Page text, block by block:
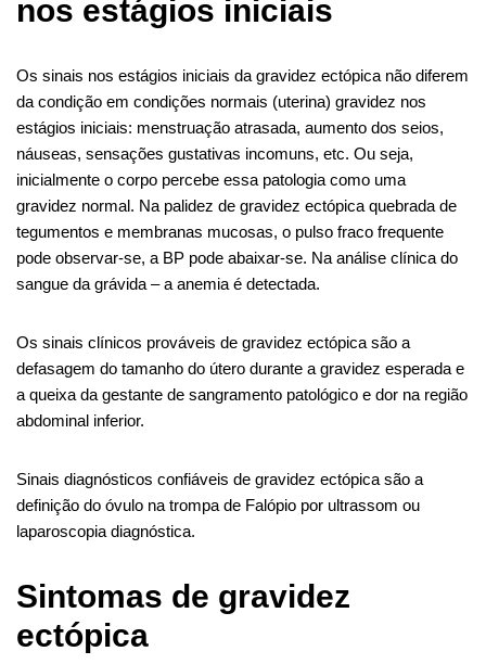
nos estágios iniciais
Os sinais nos estágios iniciais da gravidez ectópica não diferem
da condição em condições normais (uterina) gravidez nos
estágios iniciais: menstruação atrasada, aumento dos seios,
náuseas, sensações gustativas incomuns, etc. Ou seja,
inicialmente o corpo percebe essa patologia como uma
gravidez normal. Na palidez de gravidez ectópica quebrada de
tegumentos e membranas mucosas, o pulso fraco frequente
pode observar-se, a BP pode abaixar-se. Na análise clínica do
sangue da grávida – a anemia é detectada.
Os sinais clínicos prováveis ​​de gravidez ectópica são a
defasagem do tamanho do útero durante a gravidez esperada e
a queixa da gestante de sangramento patológico e dor na região
abdominal inferior.
Sinais diagnósticos confiáveis ​​de gravidez ectópica são a
definição do óvulo na trompa de Falópio por ultrassom ou
laparoscopia diagnóstica.
Sintomas de gravidez
ectópica